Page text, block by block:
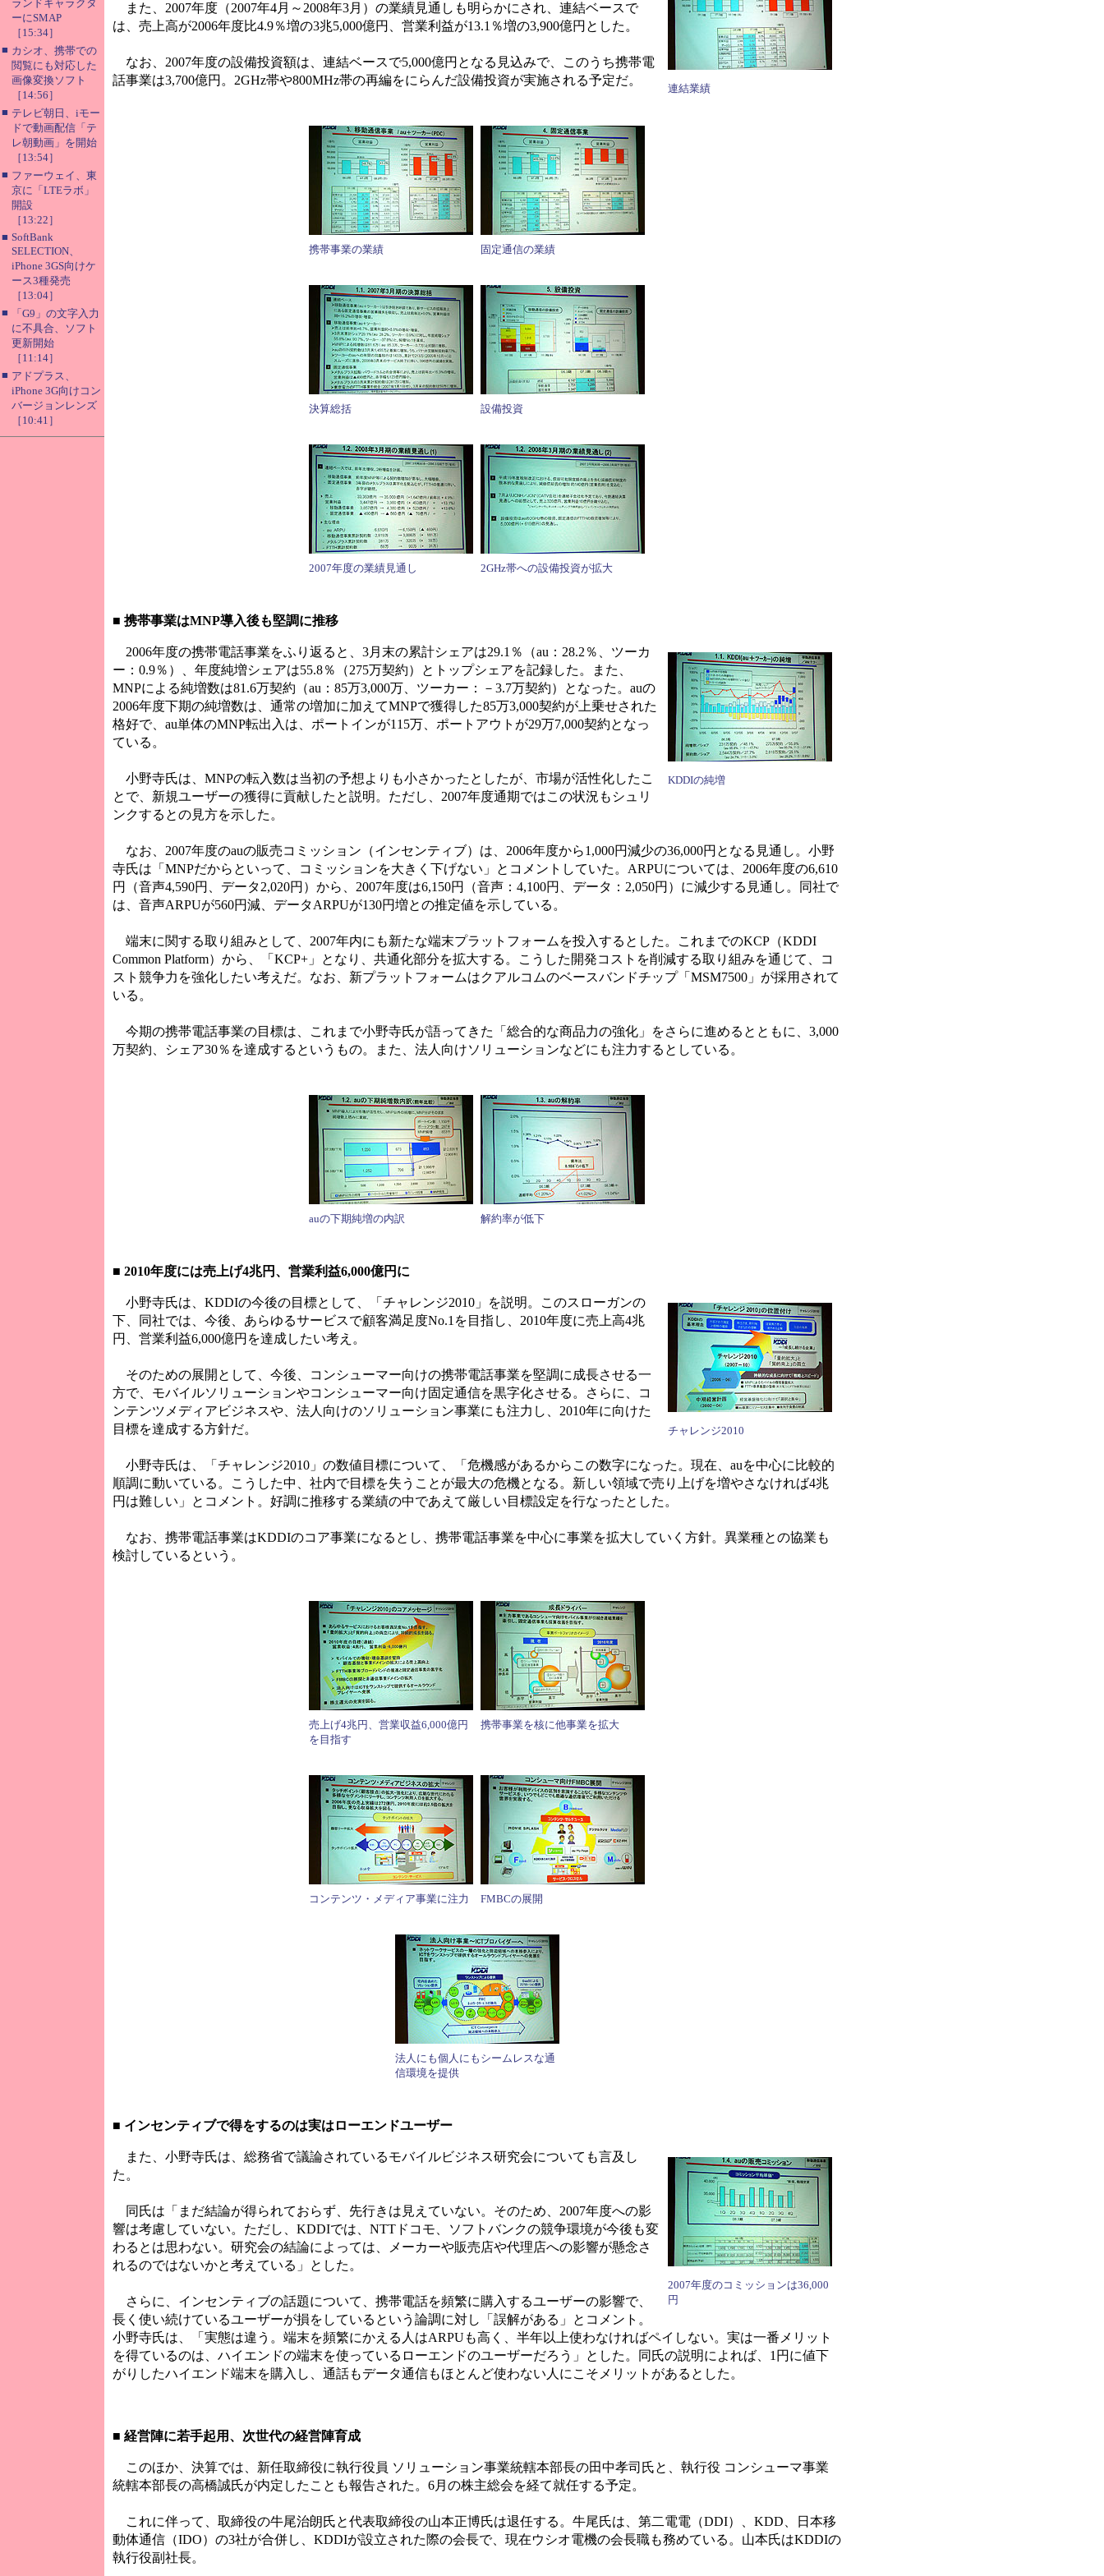
ランドキャラクタ
ーにSMAP
［15:34］
■ カシオ、携帯での
閲覧にも対応した
画像変換ソフト
［14:56］
■ テレビ朝日、iモー
ドで動画配信「テ
レ朝動画」を開始
［13:54］
■ ファーウェイ、東
京に「LTEラボ」
開設
［13:22］
■ SoftBank
SELECTION、
iPhone 3GS向けケ
ース3種発売
［13:04］
■
「G9」の文字入力
に不具合、ソフト
更新開始
［11:14］
■ アドプラス、
iPhone 3G向けコン
バージョンレンズ
［10:41］
連結業績
また、2007年度（2007年4月～2008年3月）の業績見通しも明らかにされ、連結ベースで
は、売上高が2006年度比4.9％増の3兆5,000億円、営業利益が13.1％増の3,900億円とした。
なお、2007年度の設備投資額は、連結ベースで5,000億円となる見込みで、このうち携帯電
話事業は3,700億円。2GHz帯や800MHz帯の再編をにらんだ設備投資が実施される予定だ。
携帯事業の業績 固定通信の業績
決算総括 設備投資
2007年度の業績見通し 2GHz帯への設備投資が拡大
■ 携帯事業はMNP導入後も堅調に推移
KDDIの純増
2006年度の携帯電話事業をふり返ると、3月末の累計シェアは29.1％（au：28.2％、ツーカ
ー：0.9％）、年度純増シェアは55.8％（275万契約）とトップシェアを記録した。また、
MNPによる純増数は81.6万契約（au：85万3,000万、ツーカー：－3.7万契約）となった。auの
2006年度下期の純増数は、通常の増加に加えてMNPで獲得した85万3,000契約が上乗せされた
格好で、au単体のMNP転出入は、ポートインが115万、ポートアウトが29万7,000契約となっ
ている。
小野寺氏は、MNPの転入数は当初の予想よりも小さかったとしたが、市場が活性化したこ
とで、新規ユーザーの獲得に貢献したと説明。ただし、2007年度通期ではこの状況もシュリ
ンクするとの見方を示した。
なお、2007年度のauの販売コミッション（インセンティブ）は、2006年度から1,000円減少の36,000円となる見通し。小野
寺氏は「MNPだからといって、コミッションを大きく下げない」とコメントしていた。ARPUについては、2006年度の6,610
円（音声4,590円、データ2,020円）から、2007年度は6,150円（音声：4,100円、データ：2,050円）に減少する見通し。同社で
は、音声ARPUが560円減、データARPUが130円増との推定値を示している。
端末に関する取り組みとして、2007年内にも新たな端末プラットフォームを投入するとした。これまでのKCP（KDDI
Common Platform）から、「KCP+」となり、共通化部分を拡大する。こうした開発コストを削減する取り組みを通じて、コ
スト競争力を強化したい考えだ。なお、新プラットフォームはクアルコムのベースバンドチップ「MSM7500」が採用されて
いる。
今期の携帯電話事業の目標は、これまで小野寺氏が語ってきた「総合的な商品力の強化」をさらに進めるとともに、3,000
万契約、シェア30％を達成するというもの。また、法人向けソリューションなどにも注力するとしている。
auの下期純増の内訳 解約率が低下
■ 2010年度には売上げ4兆円、営業利益6,000億円に
チャレンジ2010
小野寺氏は、KDDIの今後の目標として、「チャレンジ2010」を説明。このスローガンの
下、同社では、今後、あらゆるサービスで顧客満足度No.1を目指し、2010年度に売上高4兆
円、営業利益6,000億円を達成したい考え。
そのための展開として、今後、コンシューマー向けの携帯電話事業を堅調に成長させる一
方で、モバイルソリューションやコンシューマー向け固定通信を黒字化させる。さらに、コ
ンテンツメディアビジネスや、法人向けのソリューション事業にも注力し、2010年に向けた
目標を達成する方針だ。
小野寺氏は、「チャレンジ2010」の数値目標について、「危機感があるからこの数字になった。現在、auを中心に比較的
順調に動いている。こうした中、社内で目標を失うことが最大の危機となる。新しい領域で売り上げを増やさなければ4兆
円は難しい」とコメント。好調に推移する業績の中であえて厳しい目標設定を行なったとした。
なお、携帯電話事業はKDDIのコア事業になるとし、携帯電話事業を中心に事業を拡大していく方針。異業種との協業も
検討しているという。
売上げ4兆円、営業収益6,000億円
を目指す
携帯事業を核に他事業を拡大
コンテンツ・メディア事業に注力 FMBCの展開
法人にも個人にもシームレスな通
信環境を提供
■ インセンティブで得をするのは実はローエンドユーザー
2007年度のコミッションは36,000
円
また、小野寺氏は、総務省で議論されているモバイルビジネス研究会についても言及し
た。
同氏は「まだ結論が得られておらず、先行きは見えていない。そのため、2007年度への影
響は考慮していない。ただし、KDDIでは、NTTドコモ、ソフトバンクの競争環境が今後も変
わるとは思わない。研究会の結論によっては、メーカーや販売店や代理店への影響が懸念さ
れるのではないかと考えている」とした。
さらに、インセンティブの話題について、携帯電話を頻繁に購入するユーザーの影響で、
長く使い続けているユーザーが損をしているという論調に対し「誤解がある」とコメント。
小野寺氏は、「実態は違う。端末を頻繁にかえる人はARPUも高く、半年以上使わなければペイしない。実は一番メリット
を得ているのは、ハイエンドの端末を使っているローエンドのユーザーだろう」とした。同氏の説明によれば、1円に値下
がりしたハイエンド端末を購入し、通話もデータ通信もほとんど使わない人にこそメリットがあるとした。
■ 経営陣に若手起用、次世代の経営陣育成
このほか、決算では、新任取締役に執行役員 ソリューション事業統轄本部長の田中孝司氏と、執行役 コンシューマ事業
統轄本部長の高橋誠氏が内定したことも報告された。6月の株主総会を経て就任する予定。
これに伴って、取締役の牛尾治朗氏と代表取締役の山本正博氏は退任する。牛尾氏は、第二電電（DDI）、KDD、日本移
動体通信（IDO）の3社が合併し、KDDIが設立された際の会長で、現在ウシオ電機の会長職も務めている。山本氏はKDDIの
執行役副社長。